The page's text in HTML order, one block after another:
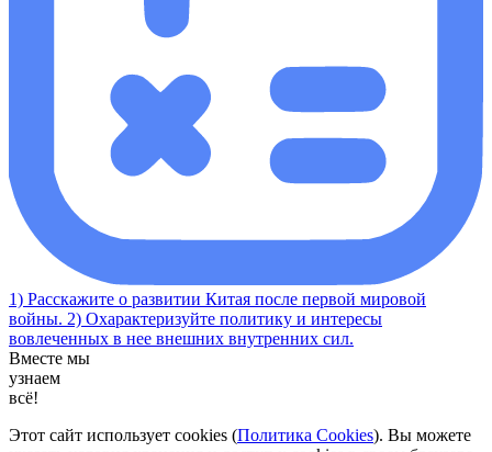
1) Расскажите о развитии Китая после первой мировой
войны. 2) Охарактеризуйте политику и интересы
вовлеченных в нее внешних внутренних сил.
Вместе мы
узнаем
всё!
Этот сайт использует cookies (Политика Cookies). Вы можете